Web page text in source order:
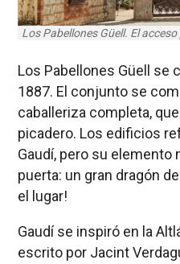
Los Pabellones Güell. El
Los Pabellones Güell se
1887. El conjunto se
caballeriza completa,
picadero. Los edificios
Gaudí, pero su elemento
puerta: un gran dragón
el lugar!
Gaudí se inspiró en la
escrito por Jacint